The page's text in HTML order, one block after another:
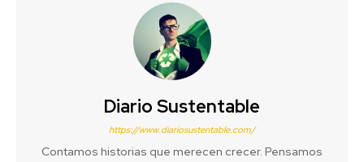
Diario Sustentable
https://www.diariosustentable.com/
Contamos historias que merecen crecer. Pensamos